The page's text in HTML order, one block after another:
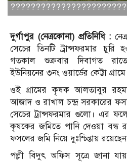
দুর্গাপুর (নেত্রকোনা) প্রতিনিধি :
সেচের তিনটি ট্রান্সফরমার চুরি
গতকাল শুক্রবার দিবাগত
ইউনিয়নের ৩নং ওয়ার্ডের কেট্টা
ওই গ্রামের কৃষক আলতাবুর
আজাদ ও রাখাল চন্দ্র সরকারের
সেচের ট্রান্সফরমার গুলো। এর
কৃষকের জমিতে পানি দেওয়া বন্ধ
ফসলের জমি নিয়ে দুঃশ্চিন্তায়
পল্লী বিদুৎ অফিস সূত্রে জানা